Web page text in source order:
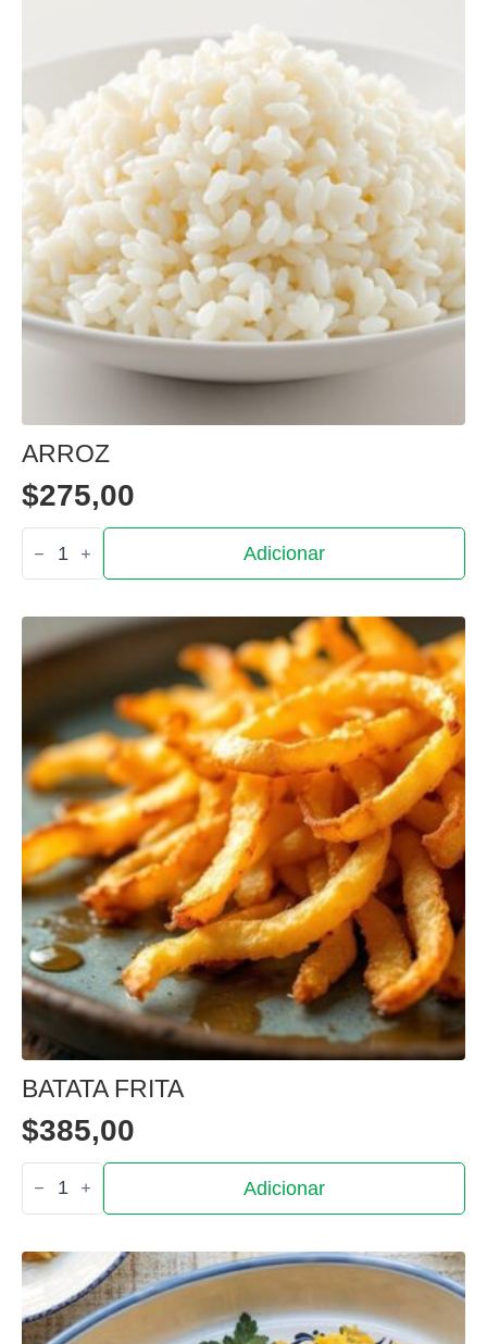
ARROZ
$275,00
Quantidade
de
Arroz
Adicionar
BATATA FRITA
$385,00
Quantidade
de
Batata
Adicionar